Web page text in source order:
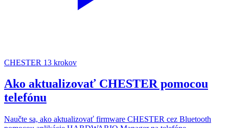
CHESTER 13 krokov
Ako aktualizovať CHESTER pomocou
telefónu
Naučte sa, ako aktualizovať firmware CHESTER cez Bluetooth